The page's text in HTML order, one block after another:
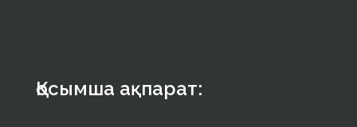
Қосымша ақпарат: